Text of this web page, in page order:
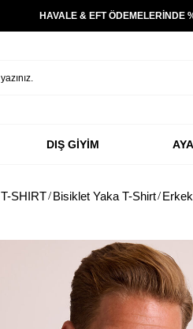
HAVALE & EFT ÖDEMELERİNDE
DIŞ GİYİM
T-SHIRT Bisiklet Yaka T-Shirt